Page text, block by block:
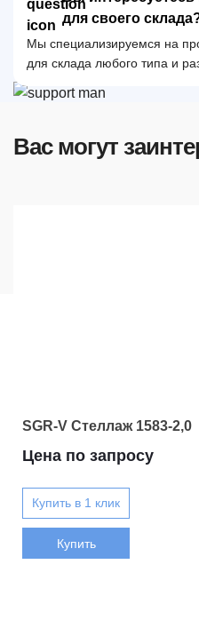
для своего
Мы специализируемся на
для склада любого типа и
Вас могут
SGR-V Стеллаж 1583-2,0
Цена по запросу
Купить